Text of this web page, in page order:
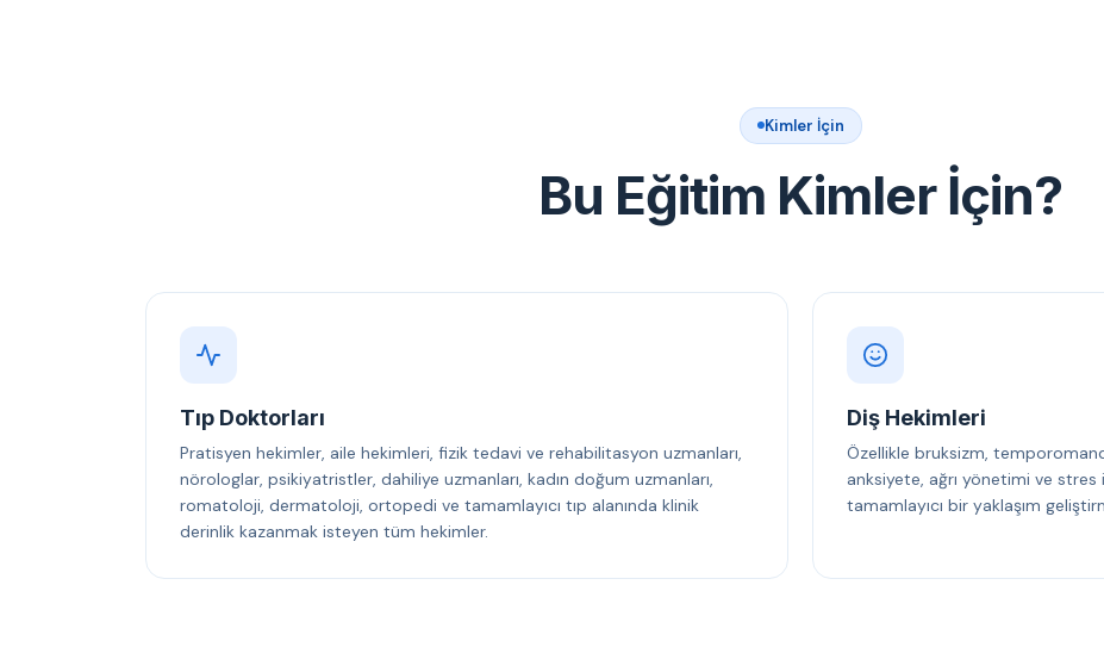
Kimler İçin
Bu Eğitim Kimler İçin?
Tıp Doktorları
Pratisyen hekimler, aile hekimleri, fizik tedavi ve rehabilitasyon uzmanları,
nörologlar, psikiyatristler, dahiliye uzmanları, kadın doğum uzmanları,
romatoloji, dermatoloji, ortopedi ve tamamlayıcı tıp alanında klinik
derinlik kazanmak isteyen tüm hekimler.
Diş Hekimleri
Özellikle bruksizm,
anksiyete, ağrı yönetimi ve
tamamlayıcı bir yaklaşım